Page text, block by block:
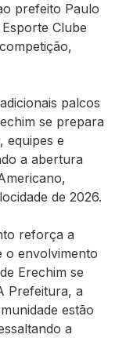
prefeito Paulo
Clube
palcos
se prepara
equipes e
a abertura
de 2026.
reforça a
o envolvimento
Erechim se
Prefeitura, a
estão
a